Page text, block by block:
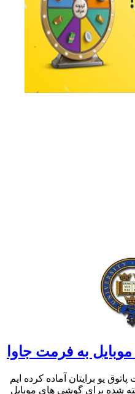
به فرمت جاوا
یو برایتان آماده کرده ایم
شده برای گوشی های موبایل